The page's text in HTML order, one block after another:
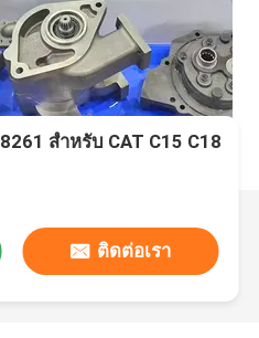
สําหรับ CAT C15 C18
ติดต่อเรา